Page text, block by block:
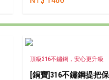
頂級316不鏽鋼，安心更升級
[鍋寶]316不鏽鋼提把